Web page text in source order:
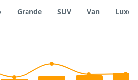
Grande SUV Van Luxo